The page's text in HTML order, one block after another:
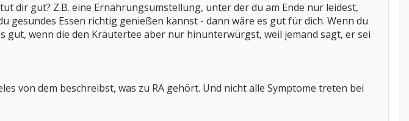
dir gut? Z.B. eine Ernährungsumstellung, unter der du am Ende nur leidest,
gesundes Essen richtig genießen kannst - dann wäre es gut für dich. Wenn du
gut, wenn die den Kräutertee aber nur hinunterwürgst, weil jemand sagt, er sei
von dem beschreibst, was zu RA gehört. Und nicht alle Symptome treten bei